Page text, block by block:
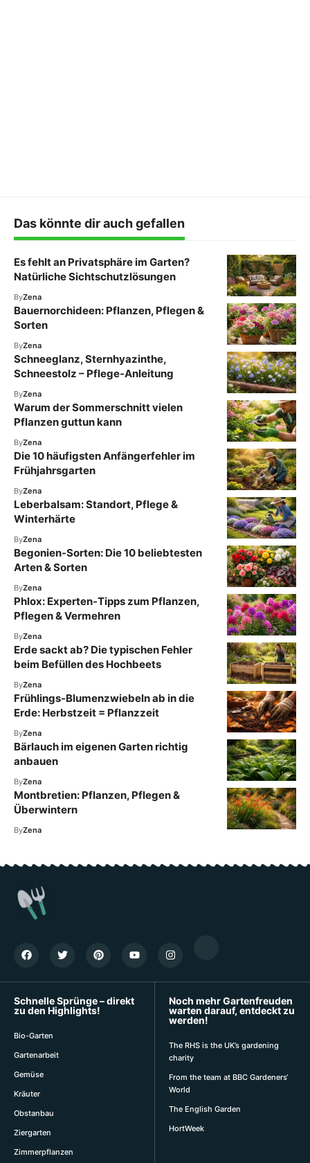
Das könnte dir auch gefallen
Es fehlt an Privatsphäre im Garten?
Natürliche Sichtschutzlösungen
ByZena
Bauernorchideen: Pflanzen, Pflegen &
Sorten
ByZena
Schneeglanz, Sternhyazinthe,
Schneestolz – Pflege-Anleitung
ByZena
Warum der Sommerschnitt vielen
Pflanzen guttun kann
ByZena
Die 10 häufigsten Anfängerfehler im
Frühjahrsgarten
ByZena
Leberbalsam: Standort, Pflege &
Winterhärte
ByZena
Begonien-Sorten: Die 10 beliebtesten
Arten & Sorten
ByZena
Phlox: Experten-Tipps zum Pflanzen,
Pflegen & Vermehren
ByZena
Erde sackt ab? Die typischen Fehler
beim Befüllen des Hochbeets
ByZena
Frühlings-Blumenzwiebeln ab in die
Erde: Herbstzeit = Pflanzzeit
ByZena
Bärlauch im eigenen Garten richtig
anbauen
ByZena
Montbretien: Pflanzen, Pflegen &
Überwintern
ByZena
Schnelle Sprünge – direkt
zu den Highlights!
Bio-Garten
Gartenarbeit
Gemüse
Kräuter
Obstanbau
Ziergarten
Zimmerpflanzen
Noch mehr Gartenfreuden
warten darauf, entdeckt zu
werden!
The RHS is the UK’s gardening
charity
From the team at BBC Gardeners‘
World
The English Garden
HortWeek